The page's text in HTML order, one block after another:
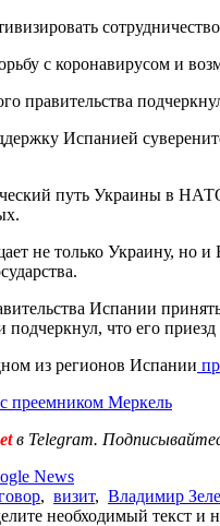
с коронавирусом и
правительства
Испанией
путь Украины в
не только Украину, но
Испании
подчеркнул, что его
из регионов Испании
преемником Меркель
в Telegram.
News
, визит, Владимир
необходимый текст и